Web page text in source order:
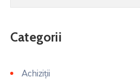
Categorii
Achiziții